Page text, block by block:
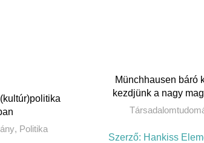
, Politika
KOSÁRBA
Münchhausen báró
kezdjünk a nagy
Szerző: Hankiss